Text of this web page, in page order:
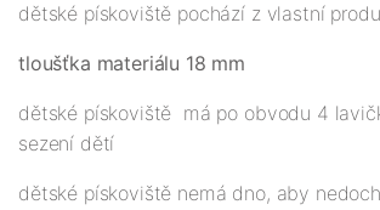
dětské pískoviště pochází z vlastní
tloušťka materiálu 18 mm
dětské pískoviště má po obvodu 4
sezení dětí
dětské pískoviště nemá dno, aby